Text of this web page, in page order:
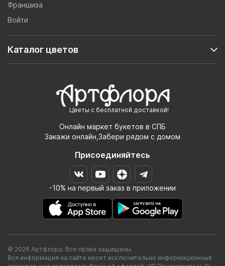
Цветы с бесплатной доставкой!
Онлайн маркет букетов в СПБ
Закажи онлайн,Забери рядом с домом
Присоединяйтесь
-10% на первый заказ в приложении
Франшиза
Войти
Каталог цветов
© 2026 Артфлора. Все права защищены.
Вся информация на сайте несет исключительно информационный